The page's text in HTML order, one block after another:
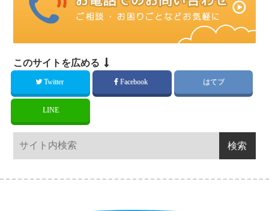
このサイトを広める
Twitter Facebook はてブ
LINE